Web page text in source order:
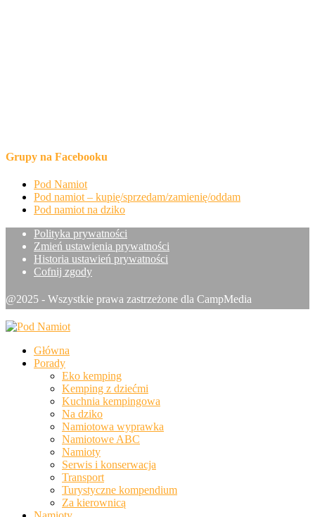
Grupy na Facebooku
Pod Namiot
Pod namiot – kupię/sprzedam/zamienię/oddam
Pod namiot na dziko
Polityka prywatności
Zmień ustawienia prywatności
Historia ustawień prywatności
Cofnij zgody
@2025 - Wszystkie prawa zastrzeżone dla CampMedia
Główna
Porady
Eko kemping
Kemping z dziećmi
Kuchnia kempingowa
Na dziko
Namiotowa wyprawka
Namiotowe ABC
Namioty
Serwis i konserwacja
Transport
Turystyczne kompendium
Za kierownicą